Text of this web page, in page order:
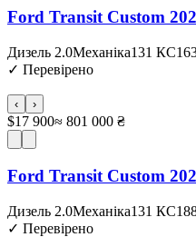
Ford Transit Custom
Дизель 2.0Механіка131 КС
✓ Перевірено
‹ ›
$17 900≈ 801 000 ₴
Ford Transit Custom
Дизель 2.0Механіка131 КС
✓ Перевірено